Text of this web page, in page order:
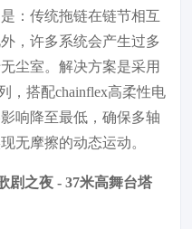
：传统拖链在链节相互
，许多系统会产生过多
尘室。解决方案是采用
，搭配chainflex高柔性电
响降至最低，确保多轴
无摩擦的动态运动。
剧之夜 - 37米高舞台塔